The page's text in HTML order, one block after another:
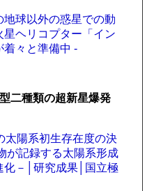
地球以外の惑星での動
星ヘリコプター「イン
着々と準備中 -
二種類の超新星爆発
太陽系初生存在度の決
が記録する太陽系形成
化－│研究成果│国立極